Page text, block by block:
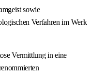
sowie
Verfahren im Werk
Vermittlung in eine